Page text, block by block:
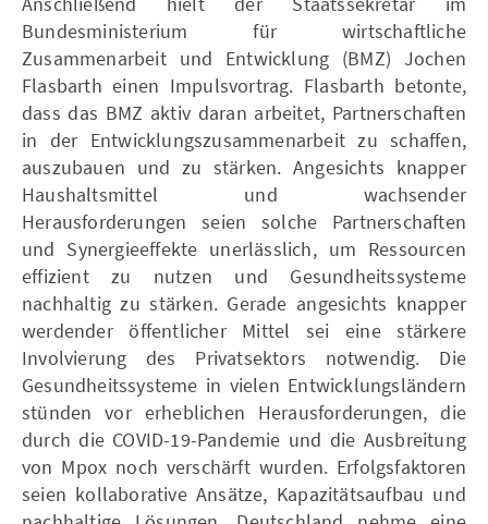
Bundesministerium für wirtschaftliche
Zusammenarbeit und Entwicklung (BMZ) Jochen
Flasbarth einen Impulsvortrag. Flasbarth betonte,
dass das BMZ aktiv daran arbeitet, Partnerschaften
in der Entwicklungszusammenarbeit zu schaffen,
auszubauen und zu stärken. Angesichts knapper
Haushaltsmittel und wachsender
Herausforderungen seien solche Partnerschaften
und Synergieeffekte unerlässlich, um Ressourcen
effizient zu nutzen und Gesundheitssysteme
nachhaltig zu stärken. Gerade angesichts knapper
werdender öffentlicher Mittel sei eine stärkere
Involvierung des Privatsektors notwendig. Die
Gesundheitssysteme in vielen Entwicklungsländern
stünden vor erheblichen Herausforderungen, die
durch die COVID-19-Pandemie und die Ausbreitung
von Mpox noch verschärft wurden. Erfolgsfaktoren
seien kollaborative Ansätze, Kapazitätsaufbau und